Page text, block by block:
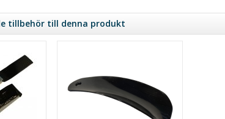
tillbehör till denna produkt